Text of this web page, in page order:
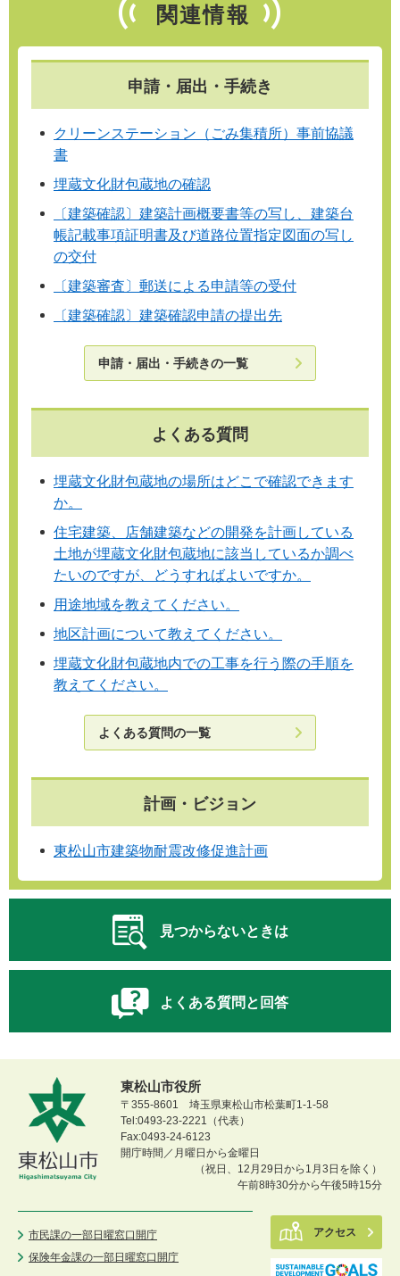
関連情報
申請・届出・手続き
クリーンステーション（ごみ集積所）事前協議
書
埋蔵文化財包蔵地の確認
〔建築確認〕建築計画概要書等の写し、建築台
帳記載事項証明書及び道路位置指定図面の写し
の交付
〔建築審査〕郵送による申請等の受付
〔建築確認〕建築確認申請の提出先
申請・届出・手続きの一覧
よくある質問
埋蔵文化財包蔵地の場所はどこで確認できます
か。
住宅建築、店舗建築などの開発を計画している
土地が埋蔵文化財包蔵地に該当しているか調べ
たいのですが、どうすればよいですか。
用途地域を教えてください。
地区計画について教えてください。
埋蔵文化財包蔵地内での工事を行う際の手順を
教えてください。
よくある質問の一覧
計画・ビジョン
東松山市建築物耐震改修促進計画
見つからないときは
よくある質問と回答
東松山市役所
〒355-8601 埼玉県東松山市松葉町1-1-58
Tel:0493-23-2221（代表）
Fax:0493-24-6123
開庁時間／月曜日から金曜日
（祝日、12月29日から1月3日を除く）
午前8時30分から午後5時15分
市民課の一部日曜窓口開庁
保険年金課の一部日曜窓口開庁
アクセス